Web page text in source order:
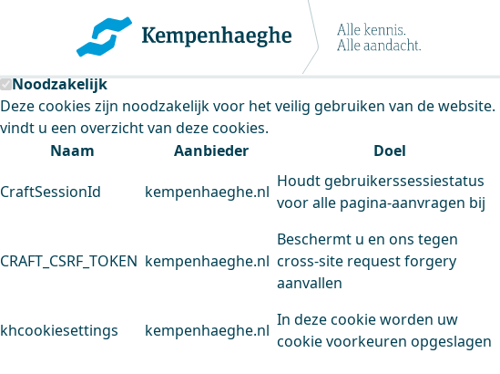
Kempenhaeghe maakt gebruik van cookies
Deze site plaatst cookies. Dit doen we om het gebruik van de website
Noodzakelijk
Deze cookies zijn noodzakelijk voor het veilig gebruiken van de
vindt u een overzicht van deze cookies.
Naam
Aanbieder Doel
CraftSessionId kempenhaeghe.nl
Houdt gebruikerssessiestatus
voor alle pagina-aanvragen bij
CRAFT_CSRF_TOKEN kempenhaeghe.nl
Beschermt u en ons tegen
cross-site request forgery
aanvallen
khcookiesettings kempenhaeghe.nl
In deze cookie worden uw
cookie voorkeuren opgeslagen